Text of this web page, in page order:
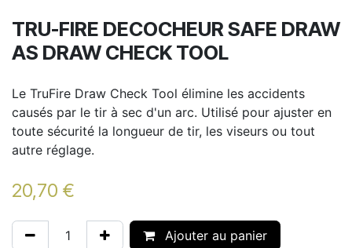
TRU-FIRE DECOCHEUR SAFE DRAW
AS DRAW CHECK TOOL
Le TruFire Draw Check Tool élimine les accidents
causés par le tir à sec d'un arc. Utilisé pour ajuster en
toute sécurité la longueur de tir, les viseurs ou tout
autre réglage.
20,70 €
Ajouter au panier